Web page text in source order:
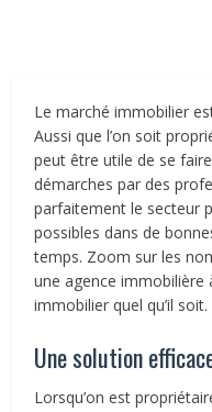
Le marché immobilier
Aussi que l’on soit
peut être utile de se
démarches par des
parfaitement le secteur
possibles dans de
temps. Zoom sur les
une agence immobilière
immobilier quel qu’il soit.
Une solution
Lorsqu’on est